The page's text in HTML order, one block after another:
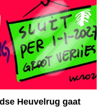
Heuvelrug gaat